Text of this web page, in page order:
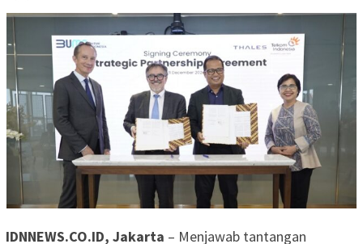
IDNNEWS.CO.ID, Jakarta – Menjawab tantangan